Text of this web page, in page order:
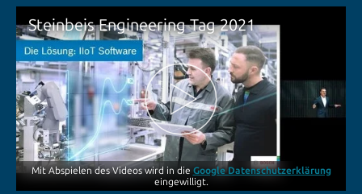
Steinbeis Engineering Tag 2021
Mit Abspielen des Videos wird in die Google Datenschutzerklärung
eingewilligt.